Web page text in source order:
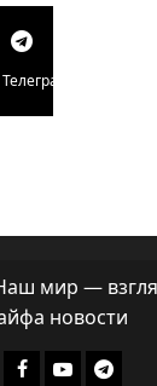
Телеграмм
мир —
новости
Facebook
Youtube